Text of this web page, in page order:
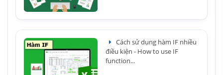
Cách sử dụng hàm IF nhiều
điều kiện - How to use IF
function...